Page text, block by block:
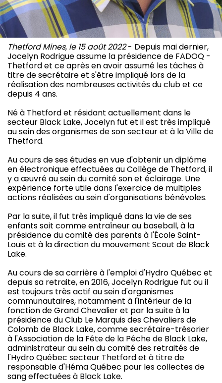
Thetford Mines, le 15 août 2022- Depuis mai dernier,
Jocelyn Rodrigue assume la présidence de FADOQ -
Thetford et ce après en avoir assumé les tâches à
titre de secrétaire et s'être impliqué lors de la
réalisation des nombreuses activités du club et ce
depuis 4 ans.
Né à Thetford et résidant actuellement dans le
secteur Black Lake, Jocelyn fut et il est très impliqué
au sein des organismes de son secteur et à la Ville de
Thetford.
Au cours de ses études en vue d'obtenir un diplôme
en électronique effectuées au Collège de Thetford, il
y a œuvré au sein du comité son et éclairage. Une
expérience forte utile dans l'exercice de multiples
actions réalisées au sein d'organisations bénévoles.
Par la suite, il fut très impliqué dans la vie de ses
enfants soit comme entraîneur au baseball, à la
présidence du comité des parents à l'École Saint-
Louis et à la direction du mouvement Scout de Black
Lake.
Au cours de sa carrière à l'emploi d'Hydro Québec et
depuis sa retraite, en 2016, Jocelyn Rodrigue fut ou il
est toujours très actif au sein d'organismes
communautaires, notamment à l'intérieur de la
fonction de Grand Chevalier et par la suite à la
présidence du Club Le Marquis des Chevaliers de
Colomb de Black Lake, comme secrétaire-trésorier
à l'Association de la Fête de la Pêche de Black Lake,
administrateur au sein du comité des retraités de
l'Hydro Québec secteur Thetford et à titre de
responsable d'Héma Québec pour les collectes de
sang effectuées à Black Lake.